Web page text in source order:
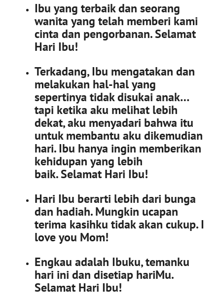
Ibu yang terbaik dan seorang
wanita yang telah memberi kami
cinta dan pengorbanan. Selamat
Hari Ibu!
Terkadang, Ibu mengatakan dan
melakukan hal-hal yang
sepertinya tidak disukai anak…
tapi ketika aku melihat lebih
dekat, aku menyadari bahwa itu
untuk membantu aku dikemudian
hari. Ibu hanya ingin memberikan
kehidupan yang lebih
baik. Selamat Hari Ibu!
Hari Ibu berarti lebih dari bunga
dan hadiah. Mungkin ucapan
terima kasihku tidak akan cukup. I
love you Mom!
Engkau adalah Ibuku, temanku
hari ini dan disetiap hariMu.
Selamat Hari Ibu!